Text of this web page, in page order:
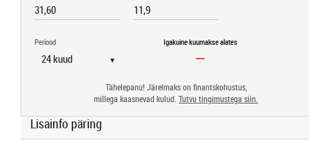
Periood
▼
Igakuine kuumakse alates
Tähelepanu! Järelmaks on finantskohustus,
millega kaasnevad kulud. Tutvu tingimustega siin.
Lisainfo päring